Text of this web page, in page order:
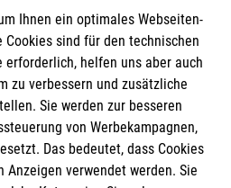
Ihnen ein optimales Webseiten-
Cookies sind für den technischen
erforderlich, helfen uns aber auch
zu verbessern und zusätzliche
Sie werden zur besseren
von Werbekampagnen,
Das bedeutet, dass Cookies
Anzeigen verwendet werden. Sie